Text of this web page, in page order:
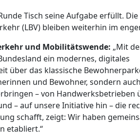
Tisch seine Aufgabe erfüllt. Die
(LBV) bleiben weiterhin im
und Mobilitätswende: „Mit
ein modernes, digitales
über das klassische
und Bewohner, sondern
– von Handwerksbetrieben
– auf unsere Initiative hin – die
schafft, zeigt: Wir haben
etabliert.“